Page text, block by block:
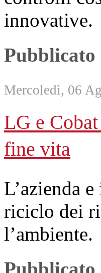
innovative.
Pubblicato
Mercoledì, 06
LG e
fine vita
L’azienda
riciclo dei
l’ambiente.
Pubblicato